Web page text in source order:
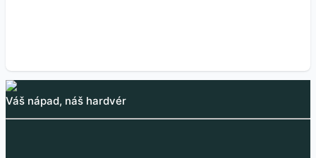
Váš nápad, náš hardvér